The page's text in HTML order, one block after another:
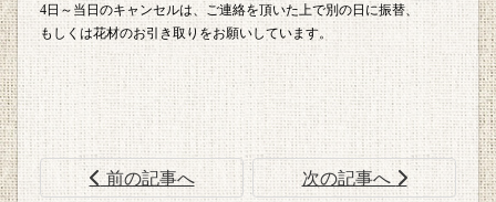
4日～当日のキャンセルは、ご連絡を頂いた上で別の日に振替、
もしくは花材のお引き取りをお願いしています。
前の記事へ 次の記事へ